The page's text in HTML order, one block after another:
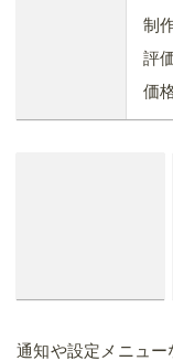
制
評
価
通知や設定メニュ